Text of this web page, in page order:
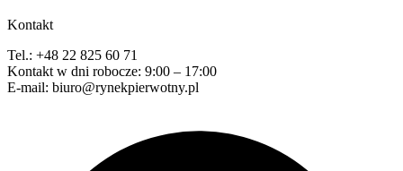
Kontakt
Tel.: +48 22 825 60 71
Kontakt w dni robocze: 9:00 – 17:00
E-mail: biuro@rynekpierwotny.pl